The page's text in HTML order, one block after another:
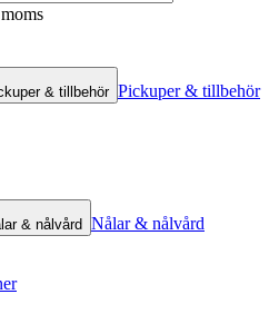
& tillbehör Pickuper & tillbehör
& nålvård Nålar & nålvård